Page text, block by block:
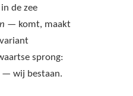
de zee
— komt, maakt
sprong:
— wij bestaan.